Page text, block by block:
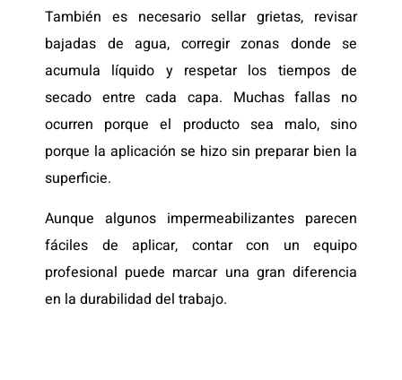
También es necesario sellar grietas, revisar
bajadas de agua, corregir zonas donde se
acumula líquido y respetar los tiempos de
secado entre cada capa. Muchas fallas no
ocurren porque el producto sea malo, sino
porque la aplicación se hizo sin preparar bien la
superficie.
Aunque algunos impermeabilizantes parecen
fáciles de aplicar, contar con un equipo
profesional puede marcar una gran diferencia
en la durabilidad del trabajo.